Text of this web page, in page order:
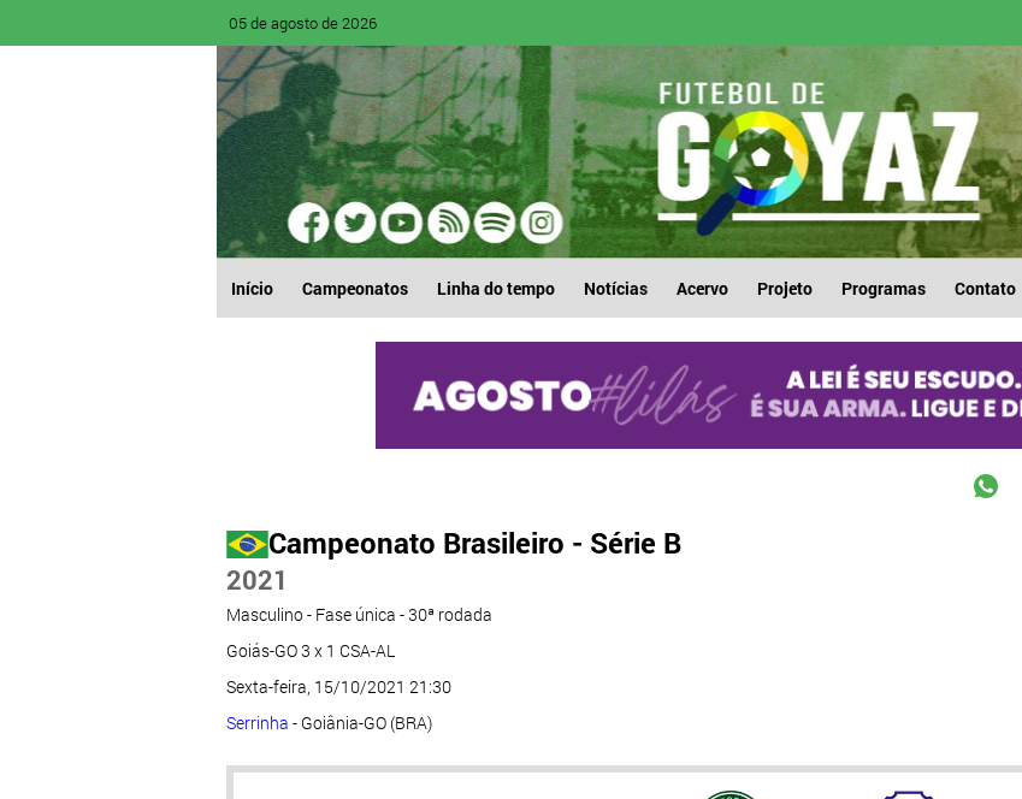
05 de agosto de 2026
Início Campeonatos Linha do tempo Notícias Acervo Projeto Programas Contato
Campeonato Brasileiro - Série B
2021
Masculino - Fase única - 30ª rodada
Goiás-GO 3 x 1 CSA-AL
Sexta-feira, 15/10/2021 21:30
Serrinha - Goiânia-GO (BRA)